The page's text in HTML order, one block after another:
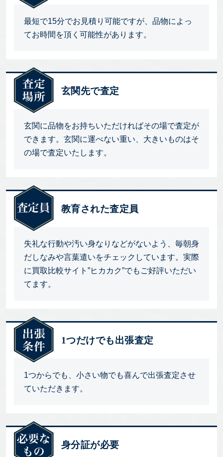
最短で15分でお見積り可能ですが、品物によっ
てお時間を頂く可能性があります。
玄関先で査定
玄関に品物をお持ちいただければその場で査定が
できます。玄関に運べない重い、大きいものはそ
の場で査定いたします。
教育された査定員
失礼な行動や汚い身なりなどがないよう、毎朝身
だしなみや言葉遣いをチェックしています。実際
に買取比較サイト”ヒカカク”でもご好評いただい
てます。
1つだけでも出張査定
1つからでも、小さい物でも喜んで出張査定させ
ていただきます。
身分証が必要